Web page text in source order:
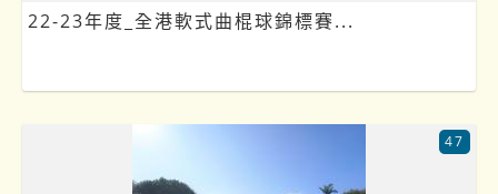
22-23年度_全港軟式曲棍球錦標賽...
47